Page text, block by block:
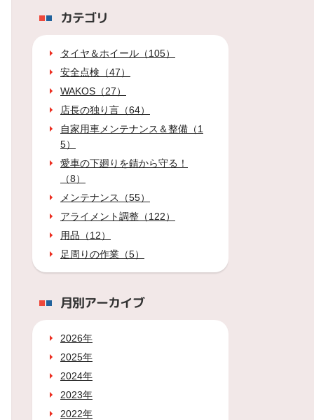
カテゴリ
タイヤ＆ホイール（105）
安全点検（47）
WAKOS（27）
店長の独り言（64）
自家用車メンテナンス＆整備（1
5）
愛車の下廻りを錆から守る！
（8）
メンテナンス（55）
アライメント調整（122）
用品（12）
足周りの作業（5）
月別アーカイブ
2026年
2025年
2024年
2023年
2022年